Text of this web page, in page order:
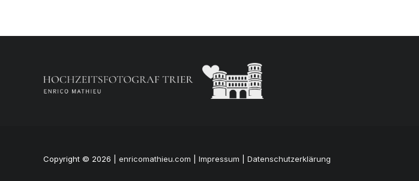
Copyright © 2026 | enricomathieu.com Impressum Datenschutzerklärung